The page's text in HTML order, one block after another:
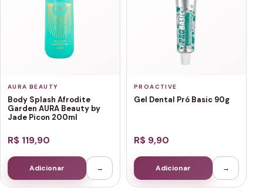
AURA BEAUTY
Body Splash Afrodite
Garden AURA Beauty by
Jade Picon 200ml
R$ 119,90
Adicionar →
PROACTIVE
Gel Dental Pró Basic 90g
R$ 9,90
Adicionar →